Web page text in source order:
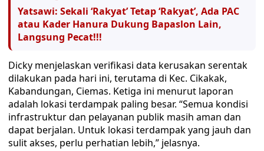
Yatsawi: Sekali ‘Rakyat’ Tetap ‘Rakyat’, Ada PAC
atau Kader Hanura Dukung Bapaslon Lain,
Langsung Pecat!!!
Dicky menjelaskan verifikasi data kerusakan serentak
dilakukan pada hari ini, terutama di Kec. Cikakak,
Kabandungan, Ciemas. Ketiga ini menurut laporan
adalah lokasi terdampak paling besar. “Semua kondisi
infrastruktur dan pelayanan publik masih aman dan
dapat berjalan. Untuk lokasi terdampak yang jauh dan
sulit akses, perlu perhatian lebih,” jelasnya.